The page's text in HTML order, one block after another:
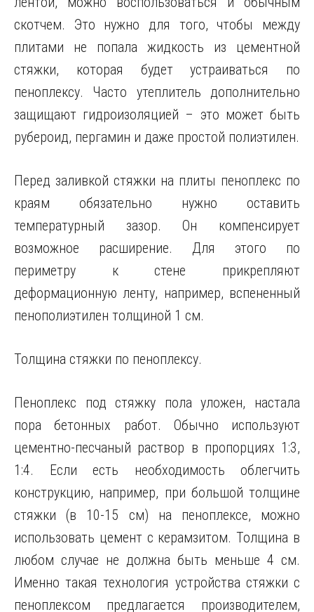
скотчем. Это нужно для того, чтобы между
плитами не попала жидкость из цементной
стяжки, которая будет устраиваться по
пеноплексу. Часто утеплитель дополнительно
защищают гидроизоляцией – это может быть
рубероид, пергамин и даже простой полиэтилен.
Перед заливкой стяжки на плиты пеноплекс по
краям обязательно нужно оставить
температурный зазор. Он компенсирует
возможное расширение. Для этого по
периметру к стене прикрепляют
деформационную ленту, например, вспененный
пенополиэтилен толщиной 1 см.
Толщина стяжки по пеноплексу.
Пеноплекс под стяжку пола уложен, настала
пора бетонных работ. Обычно используют
цементно-песчаный раствор в пропорциях 1:3,
1:4. Если есть необходимость облегчить
конструкцию, например, при большой толщине
стяжки (в 10-15 см) на пеноплексе, можно
использовать цемент с керамзитом. Толщина в
любом случае не должна быть меньше 4 см.
Именно такая технология устройства стяжки с
пеноплексом предлагается производителем,